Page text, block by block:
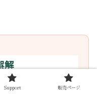
Support 販売ページ